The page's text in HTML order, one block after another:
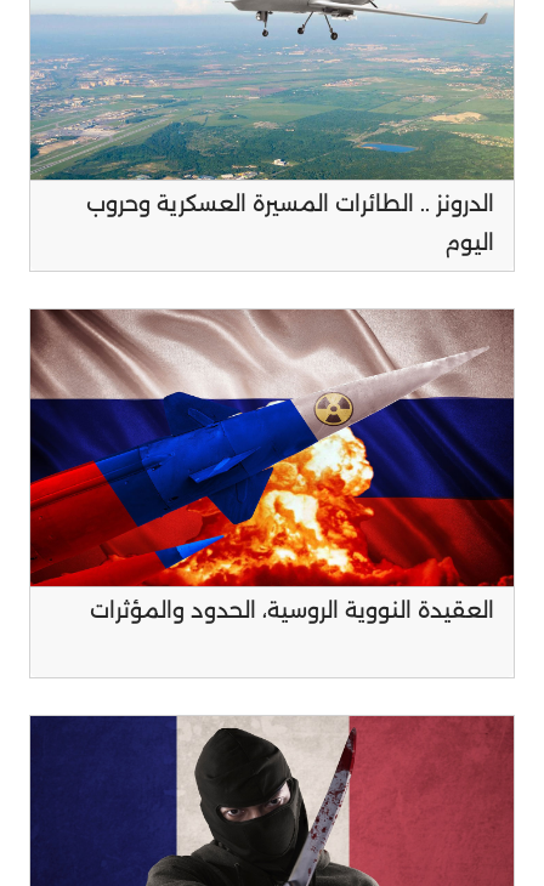
الدرونز .. الطائرات المسيرة العسكرية وحروب
اليوم
العقيدة النووية الروسية، الحدود والمؤثرات